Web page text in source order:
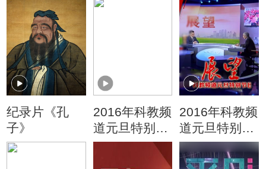
纪录片《孔
子》
2016年科教频
道元旦特别节
目 深潜
2016年科教频
道元旦特别节
目 展望